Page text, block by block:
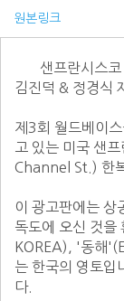
원본링크
김진덕 & 정경식
제3회 월드베이
고 있는 미국 샌
Channel St.) 한
이 광고판에는 상
독도에 오신 것을
KOREA), '동해
는 한국의 영토
다.